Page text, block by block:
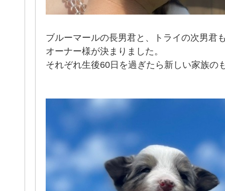
ブルーマールの長男君と、トライの次男君
オーナー様が決まりました。
それぞれ生後60日を過ぎたら新しい家族の